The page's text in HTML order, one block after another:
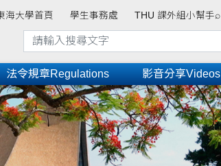
海大學首頁 學生事務處 THU 課外組小幫手⌕
法令規章Regulations 影音分享Videos